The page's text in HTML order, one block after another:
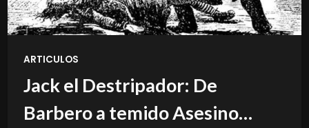
ARTICULOS
Jack el Destripador: De
Barbero a temido Asesino